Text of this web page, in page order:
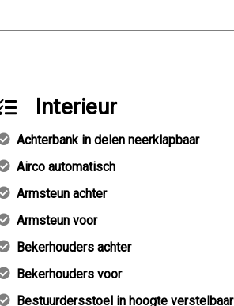
Interieur
Achterbank in delen neerklapbaar
Airco automatisch
Armsteun achter
Armsteun voor
Bekerhouders achter
Bekerhouders voor
Bestuurdersstoel in hoogte verstelbaar